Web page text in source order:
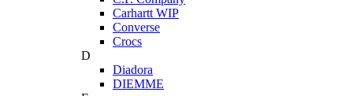
Carhartt WIP
Converse
Crocs
D
Diadora
DIEMME